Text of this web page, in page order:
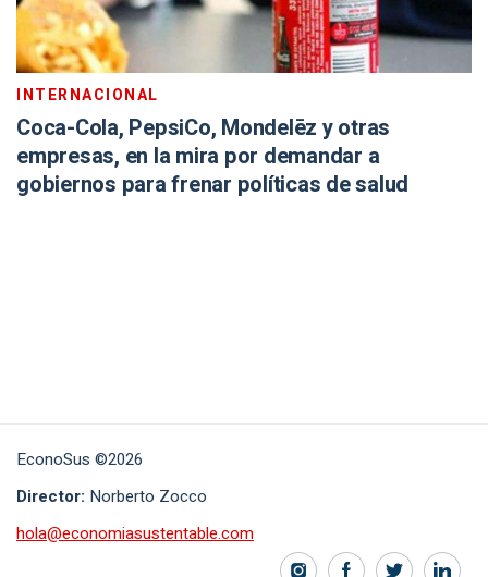
INTERNACIONAL
Coca-Cola, PepsiCo, Mondelēz y otras
empresas, en la mira por demandar a
gobiernos para frenar políticas de salud
EconoSus ©2026
Director: Norberto Zocco
hola@economiasustentable.com